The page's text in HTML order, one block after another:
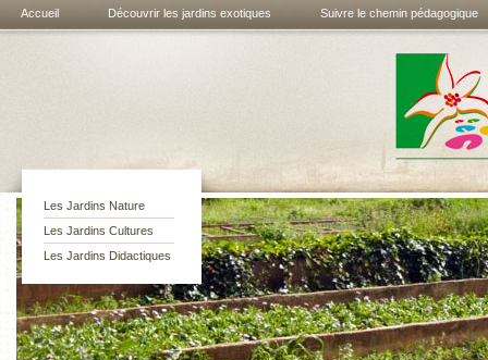
Accueil Découvrir les jardins exotiques Suivre le chemin pédagogique
Les jardins
exotiques de
Bouknadel
Les Jardins Nature
Les Jardins Cultures
Les Jardins Didactiques